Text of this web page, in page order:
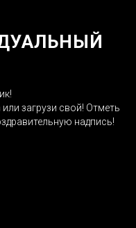
загрузи свой! Отметь
надпись!